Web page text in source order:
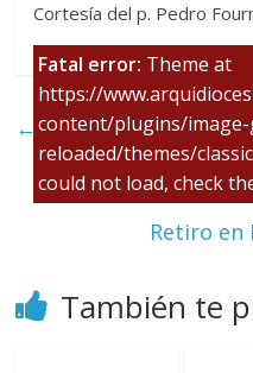
Cortesía del p. Pedro
Fatal error: Theme at
https://
content/plugins/
reloaded/themes/
could not load, check
←Se acerca la
Retiro en
También te